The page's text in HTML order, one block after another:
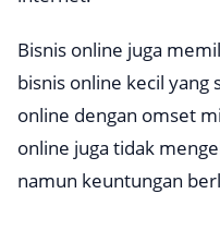
Bisnis online juga
bisnis online kecil yang
online dengan omset
online juga tidak
namun keuntungan